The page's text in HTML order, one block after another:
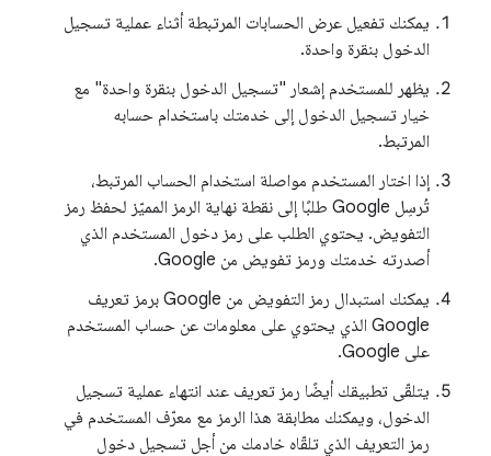
يمكنك تفعيل عرض الحسابات المرتبطة أثناء عملية تسجيل
الدخول بنقرة واحدة.
يظهر للمستخدم إشعار "تسجيل الدخول بنقرة واحدة" مع
خيار تسجيل الدخول إلى خدمتك باستخدام حسابه
المرتبط.
إذا اختار المستخدم مواصلة استخدام الحساب المرتبط،
تُرسِل Google طلبًا إلى نقطة نهاية الرمز المميّز لحفظ رمز
التفويض. يحتوي الطلب على رمز دخول المستخدم الذي
أصدرته خدمتك ورمز تفويض من Google.
يمكنك استبدال رمز التفويض من Google برمز تعريف
Google الذي يحتوي على معلومات عن حساب المستخدم
على Google.
يتلقّى تطبيقك أيضًا رمز تعريف عند انتهاء عملية تسجيل
الدخول، ويمكنك مطابقة هذا الرمز مع معرّف المستخدم في
رمز التعريف الذي تلقّاه خادمك من أجل تسجيل دخول